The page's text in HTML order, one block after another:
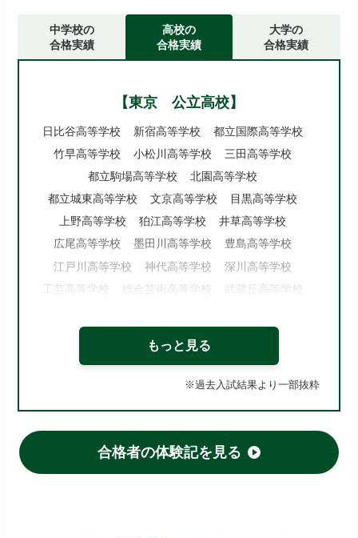
中学校の
合格実績
高校の
合格実績
大学の
合格実績
【東京 公立高校】
日比谷高等学校 新宿高等学校
都立国際高等学校
竹早高等学校
小松川高等学校
三田高等学校
都立駒場高等学校
北園高等学校
都立城東高等学校
文京高等学校
目黒高等学校
上野高等学校
狛江高等学校
井草高等学校
広尾高等学校
墨田川高等学校
豊島高等学校
江戸川高等学校
神代高等学校
深川高等学校
工芸高等学校
総合芸術高等学校
武蔵丘高等学校
【東京 私立高校】
朋優学院高等学校
城北高等学校
帝京大学高等学校
明治学院高等学校
國學院高等学校
淑徳高等学校
錦城高等学校
もっと見る
※過去入試結果より一部抜粋
合格者の体験記を見る